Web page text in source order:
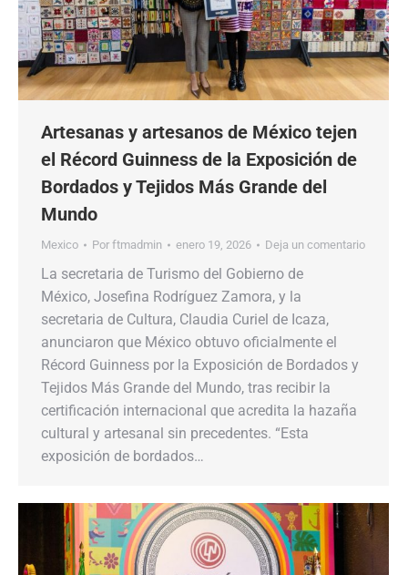
Artesanas y artesanos de México tejen
el Récord Guinness de la Exposición de
Bordados y Tejidos Más Grande del
Mundo
Mexico Por ftmadmin enero 19, 2026 Deja un comentario
La secretaria de Turismo del Gobierno de
México, Josefina Rodríguez Zamora, y la
secretaria de Cultura, Claudia Curiel de Icaza,
anunciaron que México obtuvo oficialmente el
Récord Guinness por la Exposición de Bordados y
Tejidos Más Grande del Mundo, tras recibir la
certificación internacional que acredita la hazaña
cultural y artesanal sin precedentes. “Esta
exposición de bordados…